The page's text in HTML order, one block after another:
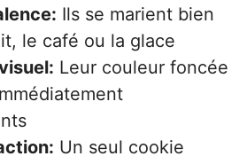
Ils se marient bien
le café ou la glace
Leur couleur foncée
Un seul cookie